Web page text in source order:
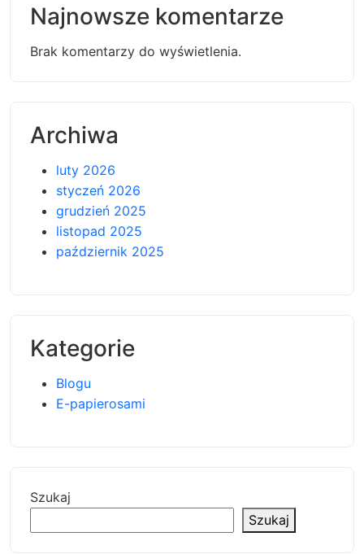
Najnowsze komentarze
Brak komentarzy do wyświetlenia.
Archiwa
luty 2026
styczeń 2026
grudzień 2025
listopad 2025
październik 2025
Kategorie
Blogu
E-papierosami
Szukaj
Szukaj